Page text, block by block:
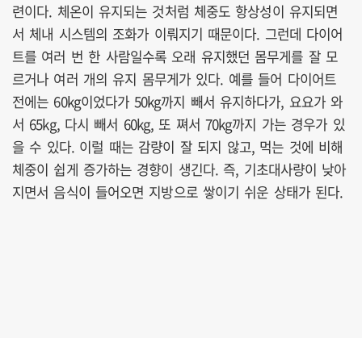
련이다. 체온이 유지되는 것처럼 체중도 항상성이 유지되면
서 체내 시스템의 조화가 이뤄지기 때문이다. 그런데 다이어
트를 여러 번 한 사람일수록 오래 유지했던 몸무게를 잘 모
르거나 여러 개의 유지 몸무게가 있다. 예를 들어 다이어트
전에는 60kg이었다가 50kg까지 빼서 유지하다가, 요요가 와
서 65kg, 다시 빼서 60kg, 또 쪄서 70kg까지 가는 경우가 있
을 수 있다. 이럴 때는 감량이 잘 되지 않고, 먹는 것에 비해
체중이 쉽게 증가하는 경향이 생긴다. 즉, 기초대사량이 낮아
지면서 음식이 들어오면 지방으로 쌓이기 쉬운 상태가 된다.